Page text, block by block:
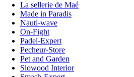
La sellerie de Maé
Made in Paradis
Nauti-wave
On-Fight
Padel-Expert
Pecheur-Store
Pet and Garden
Slowood Interior